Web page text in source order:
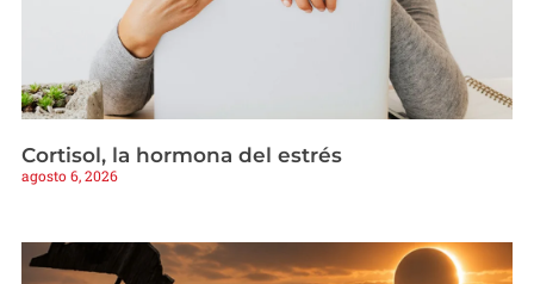
Cortisol, la hormona del estrés
agosto 6, 2026